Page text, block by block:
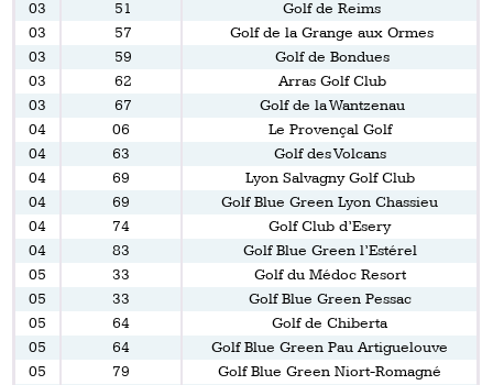
03
51
Golf de Reims
03
57
Golf de la Grange aux Ormes
03
59
Golf de Bondues
03
62
Arras Golf Club
03
67
Golf de la Wantzenau
04
06
Le Provençal Golf
04
63
Golf des Volcans
04
69
Lyon Salvagny Golf Club
04
69
Golf Blue Green Lyon Chassieu
04
74
Golf Club d’Esery
04
83
Golf Blue Green l’Estérel
05
33
Golf du Médoc Resort
05
33
Golf Blue Green Pessac
05
64
Golf de Chiberta
05
64
Golf Blue Green Pau Artiguelouve
05
79
Golf Blue Green Niort-Romagné